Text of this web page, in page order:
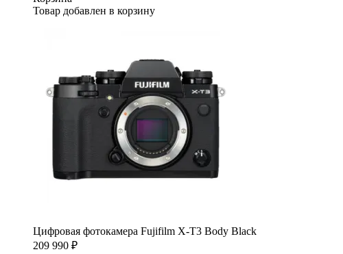
Товар добавлен в корзину
Цифровая фотокамера Fujifilm X-T3 Body Black
209 990 ₽